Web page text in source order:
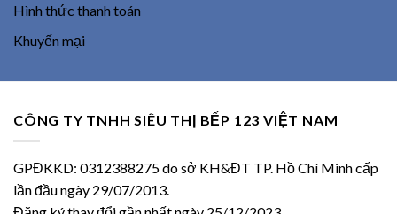
Hình thức thanh toán
Khuyến mại
CÔNG TY TNHH SIÊU THỊ BẾP 123 VIỆT NAM
GPĐKKD: 0312388275 do sở KH&ĐT TP. Hồ Chí Minh cấp
lần đầu ngày 29/07/2013.